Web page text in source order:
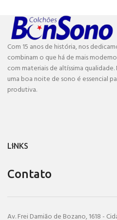
Com 15 anos de história, nos
combinam o que há de mais
com materiais de altíssima
uma boa noite de sono é essencial
produtiva.
LINKS
Contato
Av. Frei Damião de Bozano, 1618 -